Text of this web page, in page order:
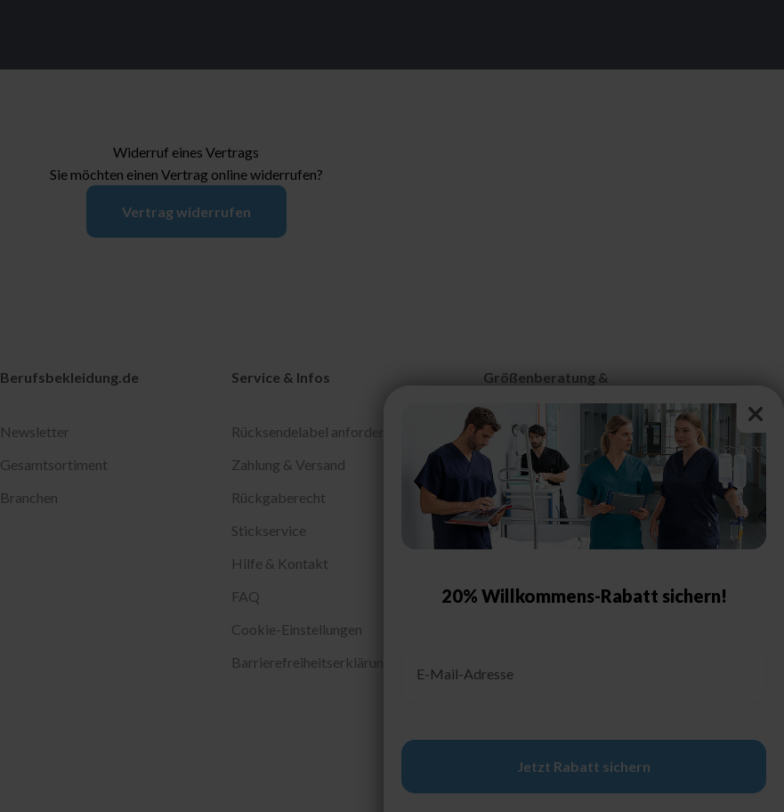
Widerruf eines Vertrags
Sie möchten einen Vertrag online widerrufen?
Vertrag widerrufen
Berufsbekleidung.de
Newsletter
Gesamtsortiment
Branchen
Service & Infos
Rücksendelabel anfordern
Zahlung & Versand
Rückgaberecht
Stickservice
Hilfe & Kontakt
FAQ
Cookie-Einstellungen
Barrierefreiheitserklärung
Größenberatung &
Pflegehinweise
Größentabelle Damen
Größentabelle Herren
Größentabelle Schuhe
Schutzklassen & Kennzeichnungen
Pflegehinweise
20% Willkommens-Rabatt sichern!
Jetzt Rabatt sichern